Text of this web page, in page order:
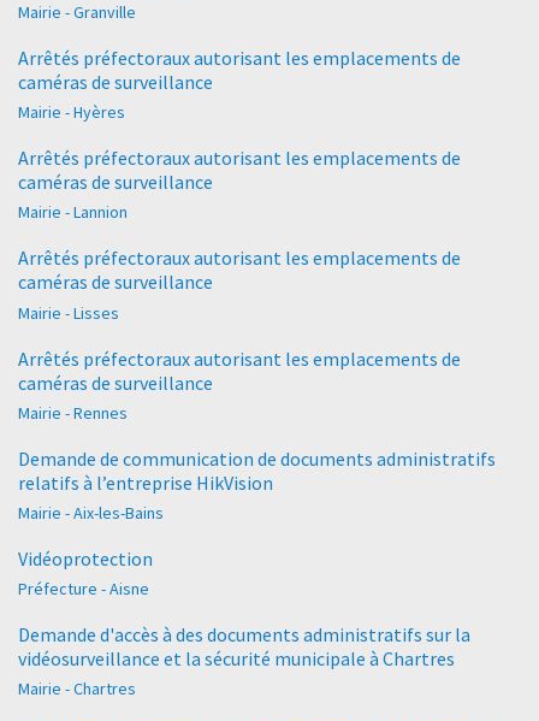
Mairie - Granville
Arrêtés préfectoraux autorisant les emplacements de
caméras de surveillance
Mairie - Hyères
Arrêtés préfectoraux autorisant les emplacements de
caméras de surveillance
Mairie - Lannion
Arrêtés préfectoraux autorisant les emplacements de
caméras de surveillance
Mairie - Lisses
Arrêtés préfectoraux autorisant les emplacements de
caméras de surveillance
Mairie - Rennes
Demande de communication de documents administratifs
relatifs à l’entreprise HikVision
Mairie - Aix-les-Bains
Vidéoprotection
Préfecture - Aisne
Demande d'accès à des documents administratifs sur la
vidéosurveillance et la sécurité municipale à Chartres
Mairie - Chartres